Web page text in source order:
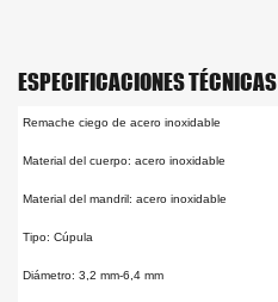
ESPECIFICACIONES TÉCNICAS
Remache ciego de acero inoxidable
Material del cuerpo: acero inoxidable
Material del mandril: acero inoxidable
Tipo: Cúpula
Diámetro: 3,2 mm-6,4 mm